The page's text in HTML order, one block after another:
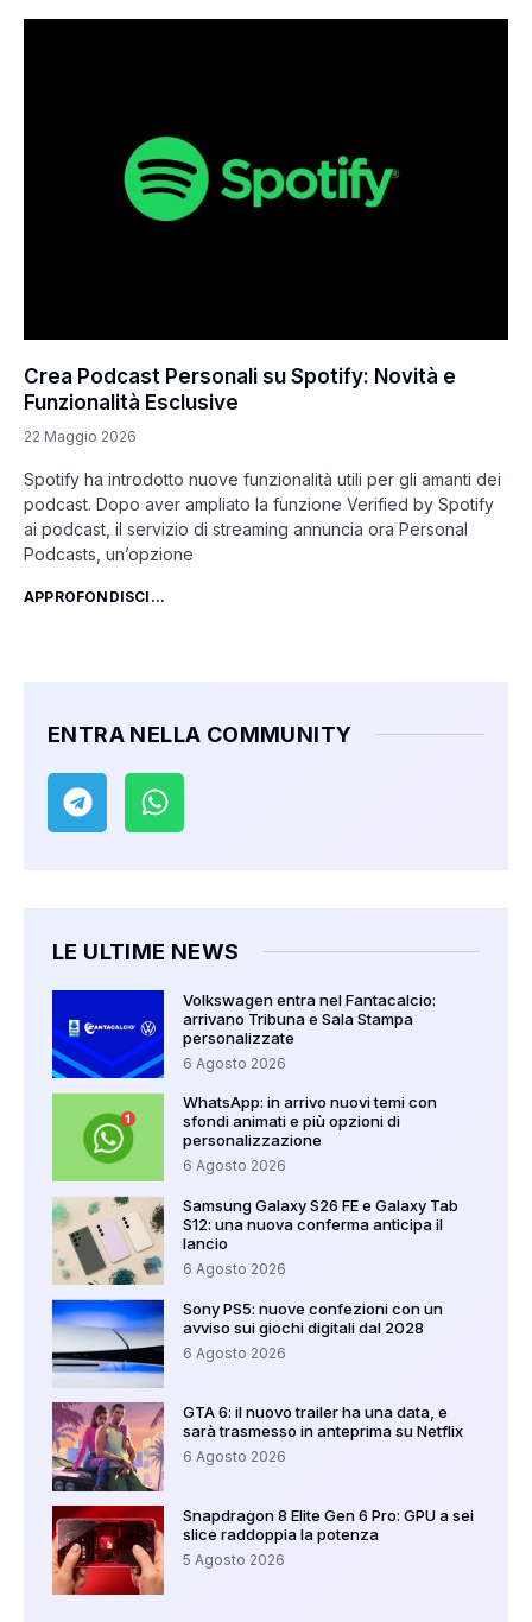
Crea Podcast Personali su Spotify: Novità e
Funzionalità Esclusive
22 Maggio 2026
Spotify ha introdotto nuove funzionalità utili per gli amanti dei
podcast. Dopo aver ampliato la funzione Verified by Spotify
ai podcast, il servizio di streaming annuncia ora Personal
Podcasts, un’opzione
APPROFONDISCI...
ENTRA NELLA COMMUNITY
LE ULTIME NEWS
Volkswagen entra nel Fantacalcio:
arrivano Tribuna e Sala Stampa
personalizzate
6 Agosto 2026
WhatsApp: in arrivo nuovi temi con
sfondi animati e più opzioni di
personalizzazione
6 Agosto 2026
Samsung Galaxy S26 FE e Galaxy Tab
S12: una nuova conferma anticipa il
lancio
6 Agosto 2026
Sony PS5: nuove confezioni con un
avviso sui giochi digitali dal 2028
6 Agosto 2026
GTA 6: il nuovo trailer ha una data, e
sarà trasmesso in anteprima su Netflix
6 Agosto 2026
Snapdragon 8 Elite Gen 6 Pro: GPU a sei
slice raddoppia la potenza
5 Agosto 2026